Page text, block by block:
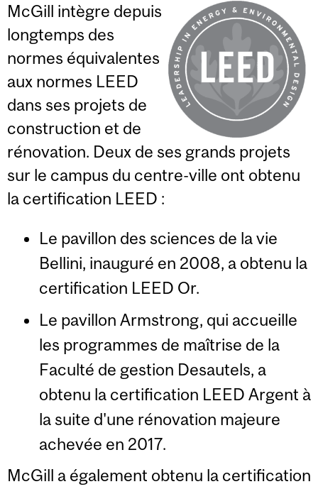
McGill intègre depuis
longtemps des
normes équivalentes
aux normes LEED
dans ses projets de
construction et de
rénovation. Deux de ses grands projets
sur le campus du centre-ville ont obtenu
la certification LEED :
Le pavillon des sciences de la vie
Bellini, inauguré en 2008, a obtenu la
certification LEED Or.
Le pavillon Armstrong, qui accueille
les programmes de maîtrise de la
Faculté de gestion Desautels, a
obtenu la certification LEED Argent à
la suite d'une rénovation majeure
achevée en 2017.
McGill a également obtenu la certification